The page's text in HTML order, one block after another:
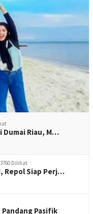
Dumai Riau, M…
3760 Dilihat
Repol Siap Perj…
Pasifik